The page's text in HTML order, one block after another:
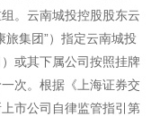
。云南城投控股股东云
集团”）指定云南城投
或其下属公司按照挂牌
次。根据《上海证券交
市公司自律监管指引第